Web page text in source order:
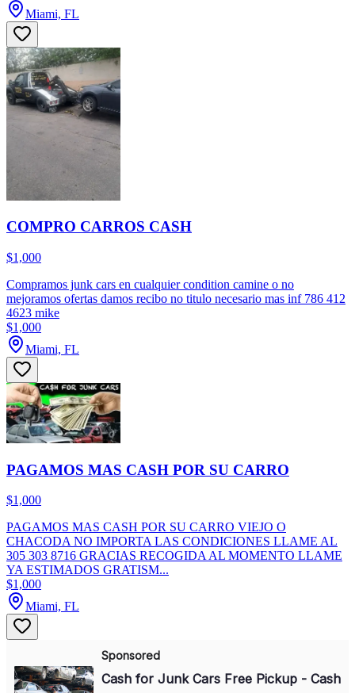
Miami, FL
COMPRO CARROS CASH
$1,000
Compramos junk cars en cualquier condition camine o no
mejoramos ofertas damos recibo no titulo necesario mas inf 786 412
4623 mike
$1,000
Miami, FL
PAGAMOS MAS CASH POR SU CARRO
$1,000
PAGAMOS MAS CASH POR SU CARRO VIEJO O
CHACODA NO IMPORTA LAS CONDICIONES LLAME AL
305 303 8716 GRACIAS RECOGIDA AL MOMENTO LLAME
YA ESTIMADOS GRATISM...
$1,000
Miami, FL